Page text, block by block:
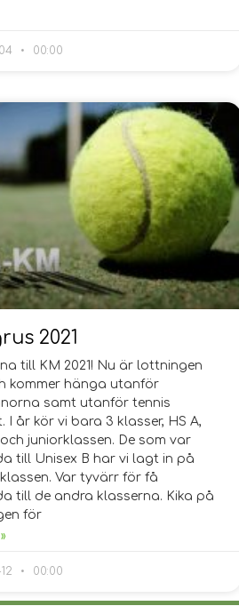
00:00
2021
till KM 2021! Nu är lottningen
kommer hänga utanför
samt utanför tennis
I år kör vi bara 3 klasser, HS A,
juniorklassen. De som var
till Unisex B har vi lagt in på
klassen. Var tyvärr för få
till de andra klasserna. Kika på
för
00:00